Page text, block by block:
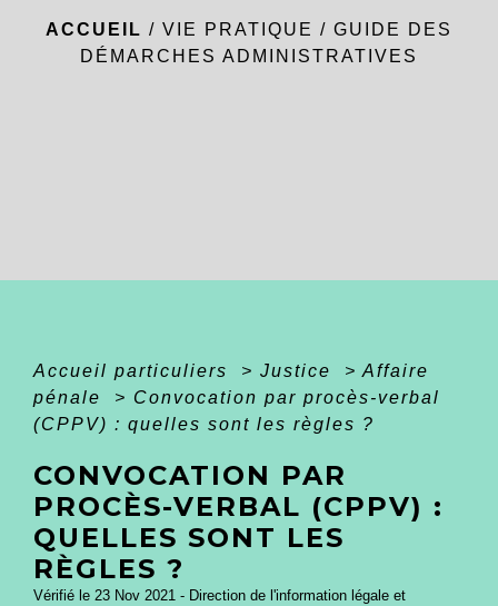
ACCUEIL / VIE PRATIQUE / GUIDE DES
DÉMARCHES ADMINISTRATIVES
Accueil particuliers > Justice > Affaire
pénale
> Convocation par procès-verbal
(CPPV) : quelles sont les règles ?
CONVOCATION PAR
PROCÈS-VERBAL (CPPV) :
QUELLES SONT LES
RÈGLES ?
Vérifié le 23 Nov 2021 - Direction de l'information légale et